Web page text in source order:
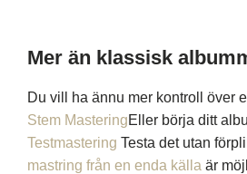
Mer än klassisk
Du vill ha ännu mer kontroll över
Stem MasteringEller börja ditt
Testmastering Testa det utan
mastring från en enda källa är